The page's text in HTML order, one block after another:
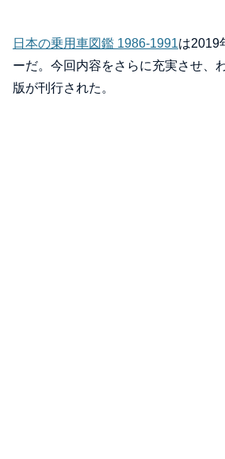
日本の乗用車図鑑 1986‐1991は2019
ーだ。今回内容をさらに充実させ、
版が刊行された。